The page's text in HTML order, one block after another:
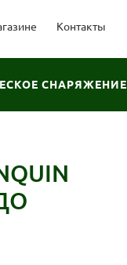
Контакты
СНАРЯЖЕНИЕ